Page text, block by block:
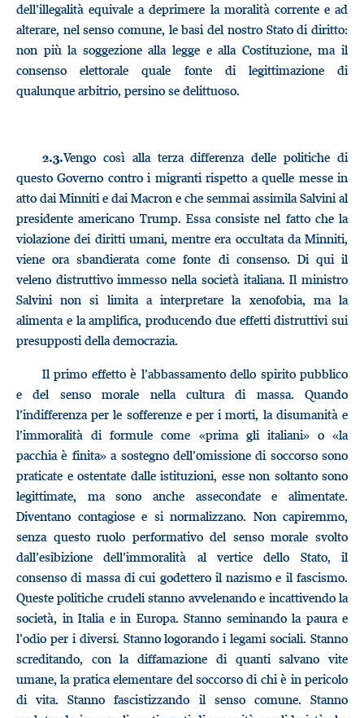
dell’illegalità equivale a deprimere la moralità corrente e ad
alterare, nel senso comune, le basi del nostro Stato di diritto:
non più la soggezione alla legge e alla Costituzione, ma il
consenso elettorale quale fonte di legittimazione di
qualunque arbitrio, persino se delittuoso.
2.3.Vengo così alla terza differenza delle politiche di
questo Governo contro i migranti rispetto a quelle messe in
atto dai Minniti e dai Macron e che semmai assimila Salvini al
presidente americano Trump. Essa consiste nel fatto che la
violazione dei diritti umani, mentre era occultata da Minniti,
viene ora sbandierata come fonte di consenso. Di qui il
veleno distruttivo immesso nella società italiana. Il ministro
Salvini non si limita a interpretare la xenofobia, ma la
alimenta e la amplifica, producendo due effetti distruttivi sui
presupposti della democrazia.
Il primo effetto è l’abbassamento dello spirito pubblico
e del senso morale nella cultura di massa. Quando
l’indifferenza per le sofferenze e per i morti, la disumanità e
l’immoralità di formule come «prima gli italiani» o «la
pacchia è finita» a sostegno dell’omissione di soccorso sono
praticate e ostentate dalle istituzioni, esse non soltanto sono
legittimate, ma sono anche assecondate e alimentate.
Diventano contagiose e si normalizzano. Non capiremmo,
senza questo ruolo performativo del senso morale svolto
dall’esibizione dell’immoralità al vertice dello Stato, il
consenso di massa di cui godettero il nazismo e il fascismo.
Queste politiche crudeli stanno avvelenando e incattivendo la
società, in Italia e in Europa. Stanno seminando la paura e
l’odio per i diversi. Stanno logorando i legami sociali. Stanno
screditando, con la diffamazione di quanti salvano vite
umane, la pratica elementare del soccorso di chi è in pericolo
di vita. Stanno fascistizzando il senso comune. Stanno